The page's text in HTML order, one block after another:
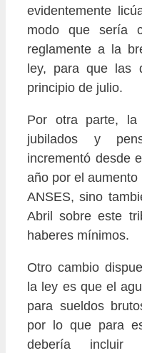
evidentemente
modo que sería
reglamente a la
ley, para que las
principio de julio.
Por otra parte, la
jubilados y
incrementó desde
año por el
ANSES, sino
Abril sobre este
haberes mínimos.
Otro cambio
la ley es que el
para sueldos
por lo que para
debería incluir